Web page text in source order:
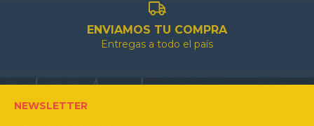
ENVIAMOS TU COMPRA
Entregas a todo el país
NEWSLETTER